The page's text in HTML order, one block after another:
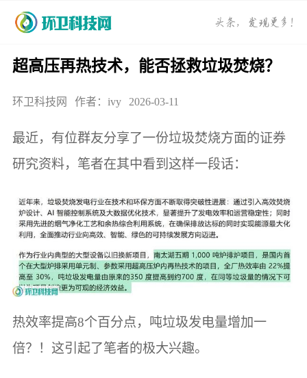
超高压再热技术，能否拯救垃圾焚烧？
环卫科技网 作者：ivy 2026-03-11
最近，有位群友分享了一份垃圾焚烧方面的证券
研究资料，笔者在其中看到这样一段话：
热效率提高8个百分点，吨垃圾发电量增加一
倍？！这引起了笔者的极大兴趣。